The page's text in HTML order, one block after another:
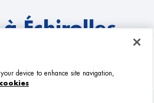
Échirolles
device to enhance site navigation,